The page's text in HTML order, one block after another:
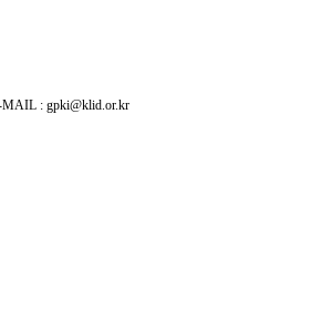
: gpki@klid.or.kr